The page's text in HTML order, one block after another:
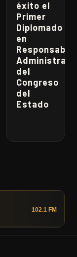
éxito el
Primer
Diplomado
en
del
Congreso
del
Estado